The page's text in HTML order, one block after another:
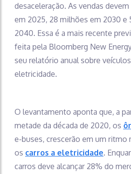
desaceleração. As vendas
em 2025, 28 milhões em 2030 e
2040. Essa é a mais recente
feita pela Bloomberg New
seu relatório anual sobre
eletricidade.
O levantamento aponta que, a
metade da década de 2020, os
e-buses, crescerão em um ritmo
os carros a eletricidade.
carros deve alcançar 28% do